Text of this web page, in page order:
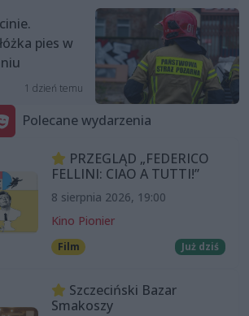
pies w
1 dzień temu
Polecane wydarzenia
PRZEGLĄD „FEDERICO
FELLINI: CIAO A TUTTI!”
8 sierpnia 2026, 19:00
Kino Pionier
Film Już dziś
Szczeciński Bazar
Smakoszy